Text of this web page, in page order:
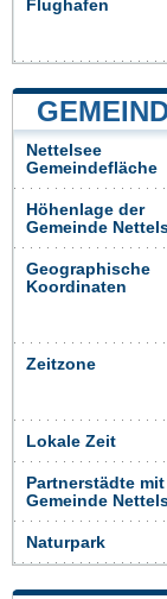
Flughafen
Nettelsee
Gemeindefläche
Höhenlage der
Gemeinde
Geographische
Koordinaten
Zeitzone
Lokale Zeit
Partnerstädte
Gemeinde
Naturpark